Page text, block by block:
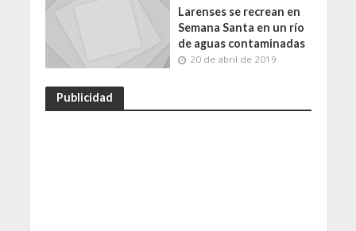
Larenses se recrean en
Semana Santa en un río
de aguas contaminadas
20 de abril de 2019
Publicidad